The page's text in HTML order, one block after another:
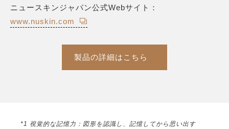
ニュースキンジャパン公式Webサイト：
www.nuskin.com
製品の詳細はこちら
*1 視覚的な記憶力：図形を認識し、記憶してから思い出す